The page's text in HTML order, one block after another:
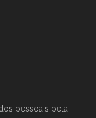
pessoais pela